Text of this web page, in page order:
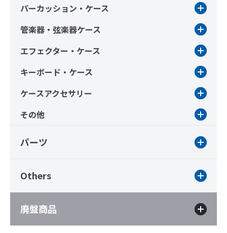
パーカッション・ケース
管楽器・弦楽器ケース
エフェクター・ケース
キーボード・ケース
ケースアクセサリー
その他
パーツ
Others
廃盤商品